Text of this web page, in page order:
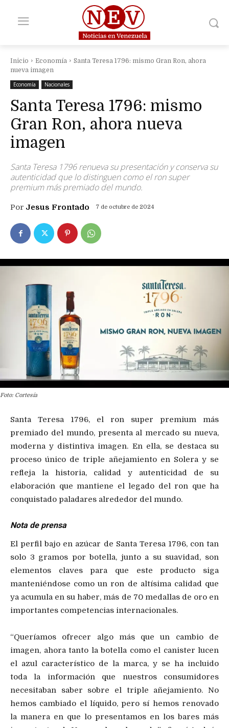
Inicio Economía
Santa Teresa 1796: mismo Gran Ron, ahora
nueva imagen
Economía
Nacionales
Santa Teresa 1796: mismo
Gran Ron, ahora nueva
imagen
Santa Teresa 1796 renueva su presentación y conserva su
autenticidad que lo distinguen como el ron super
premium más premiado del mundo.
Por Jesus Frontado 7 de octubre de 2024
Foto: Cortesía
Santa Teresa 1796, el ron super premium más
premiado del mundo, presenta al mercado su nueva,
moderna y distintiva imagen. En ella, se destaca su
proceso único de triple añejamiento en Solera y se
refleja la historia, calidad y autenticidad de su
elaboración que mantiene el legado del ron que ha
conquistado paladares alrededor del mundo.
Nota de prensa
El perfil bajo en azúcar de Santa Teresa 1796, con tan
solo 3 gramos por botella, junto a su suavidad, son
elementos claves para que este producto siga
manteniéndose como un ron de altísima calidad que
ya acumula en su haber, más de 70 medallas de oro en
importantes competencias internacionales.
“Queríamos ofrecer algo más que un cambio de
imagen, ahora tanto la botella como el canister lucen
el azul característico de la marca, y se ha incluido
toda la información que nuestros consumidores
necesitaban saber sobre el triple añejamiento. No
hemos cambiado el líquido, pero sí hemos renovado
la manera en que lo presentamos en los bares más